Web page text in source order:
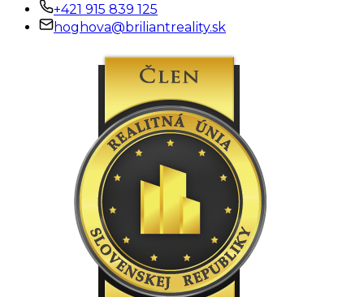
+421 915 839 125
hoghova@briliantreality.sk